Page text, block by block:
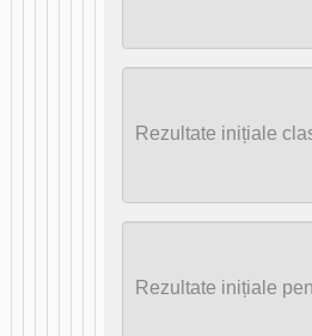
Rezultate inițiale
Rezultate inițiale